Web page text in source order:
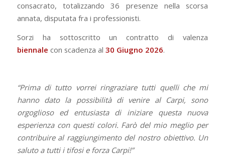
consacrato, totalizzando 36 presenze nella scorsa
annata, disputata fra i professionisti.
Sorzi ha sottoscritto un contratto di valenza
biennale con scadenza al 30 Giugno 2026.
“Prima di tutto vorrei ringraziare tutti quelli che mi
hanno dato la possibilità di venire al Carpi, sono
orgoglioso ed entusiasta di iniziare questa nuova
esperienza con questi colori. Farò del mio meglio per
contribuire al raggiungimento del nostro obiettivo. Un
saluto a tutti i tifosi e forza Carpi!”